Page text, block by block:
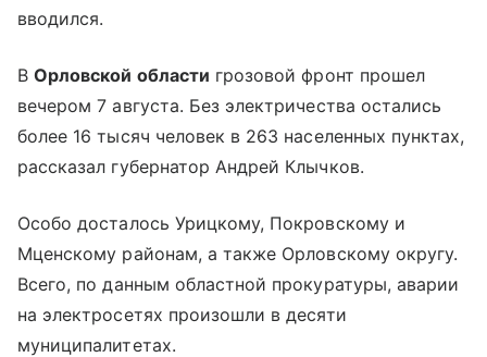
вводился.
ВОрловской области грозовой фронт прошел
вечером 7 августа. Без электричества остались
более 16 тысяч человек в 263 населенных пунктах,
рассказал губернатор Андрей Клычков.
Особо досталось Урицкому, Покровскому и
Мценскому районам, а также Орловскому округу.
Всего, по данным областной прокуратуры, аварии
на электросетях произошли в десяти
муниципалитетах.